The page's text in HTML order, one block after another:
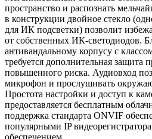
пространство и распознать
в конструкции двойное стекло
для ИК подсветки) позволит
от собственных ИК-светодиодов.
антивандальному корпусу с
требуется дополнительная защита
повышенного риска. Аудиовход
микрофон и прослушивать
Простота настройки и доступ к
предоставляется бесплатным
поддержка стандарта ONVIF
популярными IP
обеспечением.